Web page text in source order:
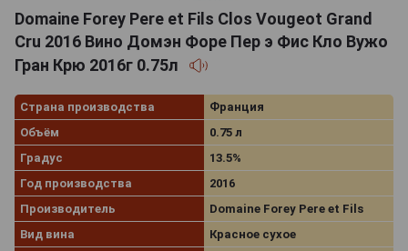
Domaine Forey Pere et Fils Clos Vougeot Grand
Cru 2016 Вино Домэн Форе Пер э Фис Кло Вужо
Гран Крю 2016г 0.75л
Страна производства
Франция
Объём
0.75 л
Градус
13.5%
Год производства
2016
Производитель
Domaine Forey Pere et Fils
Вид вина
Красное сухое